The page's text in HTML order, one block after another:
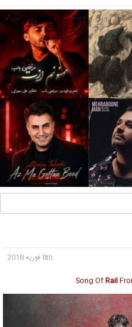
8th فوریه 2018
Song OfRail